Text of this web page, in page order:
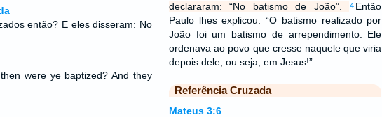
então? E eles disseram: No
were ye baptized? And they
declararam: “No batismo de João”.
4 Então
Paulo lhes explicou: “O batismo realizado por
João foi um batismo de arrependimento. Ele
ordenava ao povo que cresse naquele que viria
depois dele, ou seja, em Jesus!” …
Referência Cruzada
Mateus 3:6